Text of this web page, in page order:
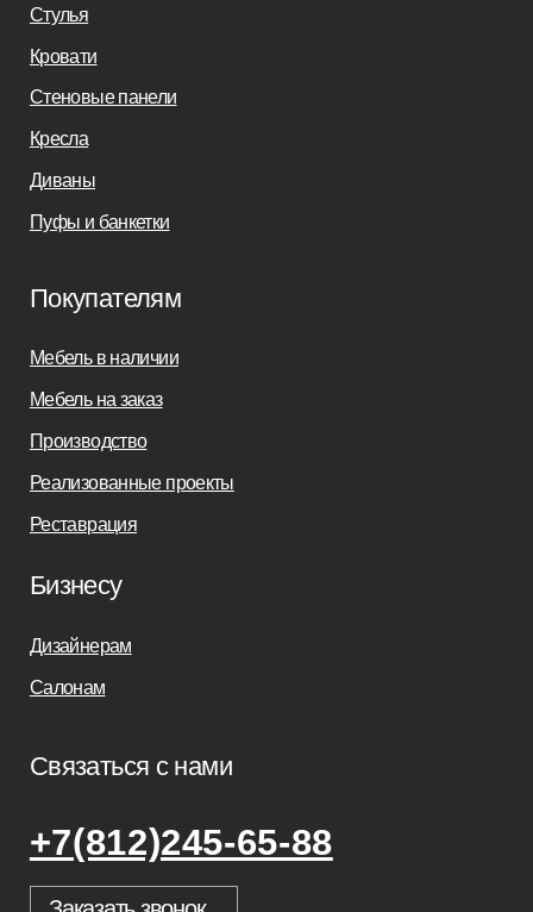
sofas-decor@mail.ru
Заказать звонок
+7(812)245-65-88